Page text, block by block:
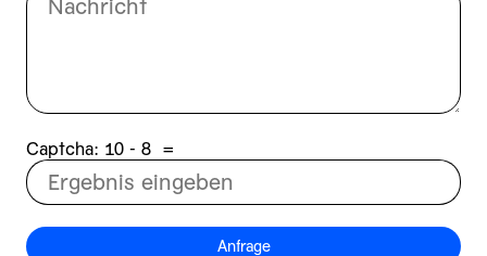
Captcha: 8 - 01 =
Anfrage